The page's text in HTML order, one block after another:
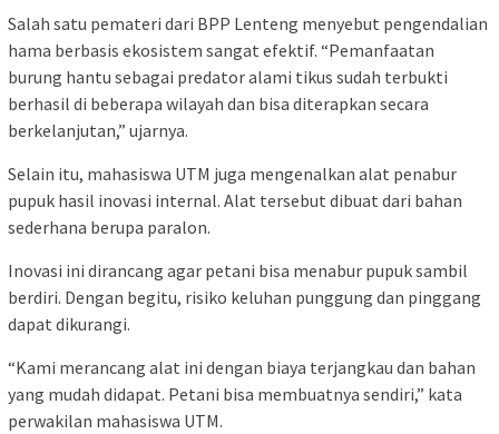
Salah satu pemateri dari BPP Lenteng menyebut pengendalian
hama berbasis ekosistem sangat efektif. “Pemanfaatan
burung hantu sebagai predator alami tikus sudah terbukti
berhasil di beberapa wilayah dan bisa diterapkan secara
berkelanjutan,” ujarnya.
Selain itu, mahasiswa UTM juga mengenalkan alat penabur
pupuk hasil inovasi internal. Alat tersebut dibuat dari bahan
sederhana berupa paralon.
Inovasi ini dirancang agar petani bisa menabur pupuk sambil
berdiri. Dengan begitu, risiko keluhan punggung dan pinggang
dapat dikurangi.
“Kami merancang alat ini dengan biaya terjangkau dan bahan
yang mudah didapat. Petani bisa membuatnya sendiri,” kata
perwakilan mahasiswa UTM.